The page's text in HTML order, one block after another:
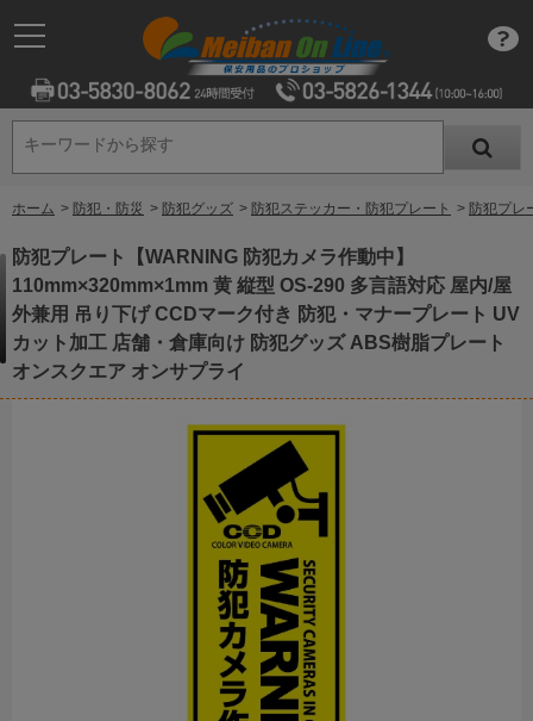
キーワードから探す
キーワードから探す
ホーム > 防犯・防災 > 防犯グッズ > 防犯ステッカー・防犯プレート > 防犯プレ
防犯プレート【WARNING 防犯カメラ作動中】
110mm×320mm×1mm 黄 縦型 OS-290 多言語対応 屋内/屋
外兼用 吊り下げ CCDマーク付き 防犯・マナープレート UV
カット加工 店舗・倉庫向け 防犯グッズ ABS樹脂プレート
オンスクエア オンサプライ